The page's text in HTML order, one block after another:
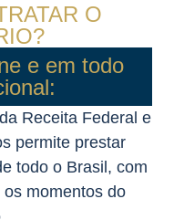
O
e em todo
Receita Federal e
permite prestar
todo o Brasil, com
momentos do